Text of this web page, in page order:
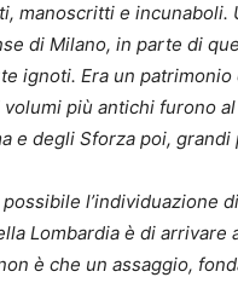
manoscritti e incunaboli.
di Milano, in parte di
ignoti. Era un patrimonio
più antichi furono
e degli Sforza poi,
l’individuazione
Lombardia è di arrivare
è che un assaggio,